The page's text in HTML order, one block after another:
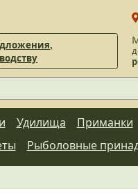
Удилища Приманки
Рыболовные